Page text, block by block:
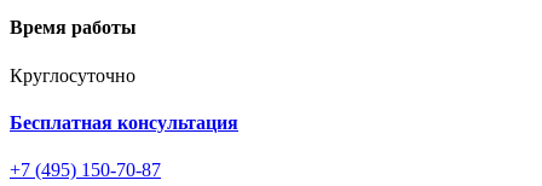
Время работы
Круглосуточно
Бесплатная консультация
+7 (495) 150-70-87